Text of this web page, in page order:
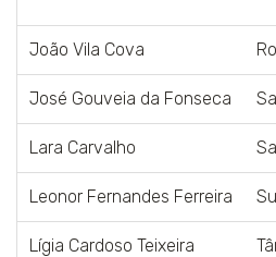
João Vila Cova
José Gouveia da Fonseca
Lara Carvalho
Leonor Fernandes Ferreira
Lígia Cardoso Teixeira